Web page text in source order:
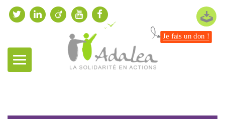
Je fais un don !